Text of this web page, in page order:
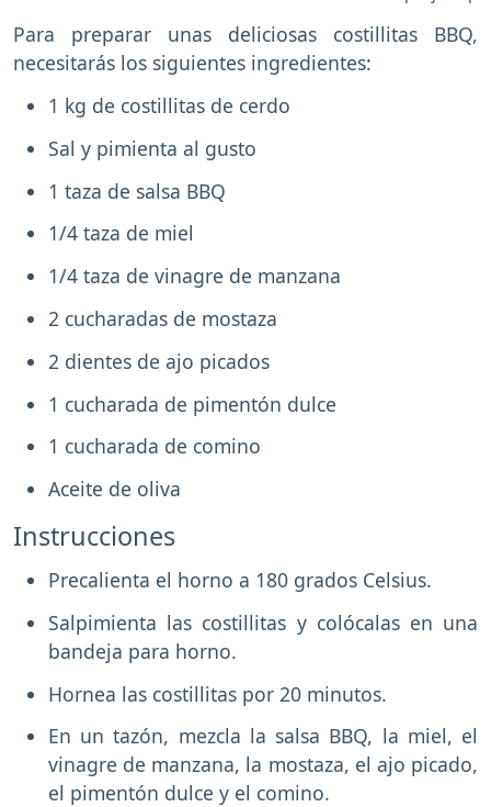
Para preparar unas deliciosas costillitas BBQ,
necesitarás los siguientes ingredientes:
1 kg de costillitas de cerdo
Sal y pimienta al gusto
1 taza de salsa BBQ
1/4 taza de miel
1/4 taza de vinagre de manzana
2 cucharadas de mostaza
2 dientes de ajo picados
1 cucharada de pimentón dulce
1 cucharada de comino
Aceite de oliva
Instrucciones
Precalienta el horno a 180 grados Celsius.
Salpimienta las costillitas y colócalas en una
bandeja para horno.
Hornea las costillitas por 20 minutos.
En un tazón, mezcla la salsa BBQ, la miel, el
vinagre de manzana, la mostaza, el ajo picado,
el pimentón dulce y el comino.